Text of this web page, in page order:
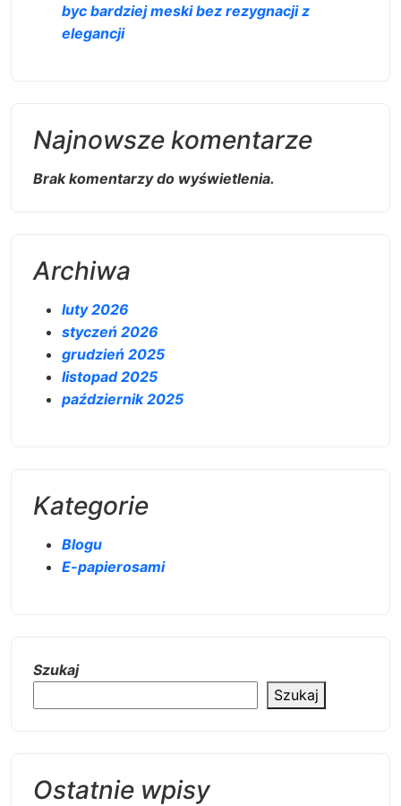
byc bardziej meski bez rezygnacji z
elegancji
Najnowsze komentarze
Brak komentarzy do wyświetlenia.
Archiwa
luty 2026
styczeń 2026
grudzień 2025
listopad 2025
październik 2025
Kategorie
Blogu
E-papierosami
Szukaj
Szukaj
Ostatnie wpisy